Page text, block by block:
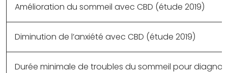
Amélioration du sommeil avec CBD (étude 2019)
Diminution de l’anxiété avec CBD (étude 2019)
Durée minimale de troubles du sommeil pour